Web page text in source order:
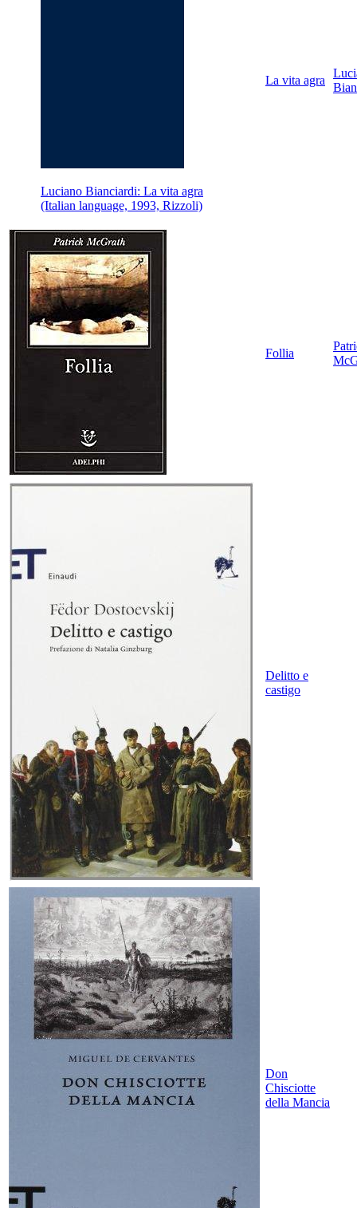
Luciano Bianciardi: La vita agra
(Italian language, 1993, Rizzoli)
La vita agra
Follia
Delitto e
castigo
Don
Chisciotte
della Mancia